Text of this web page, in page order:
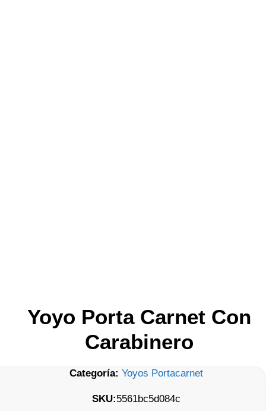
Yoyo Porta Carnet Con
Carabinero
Categoría: Yoyos Portacarnet
SKU:5561bc5d084c